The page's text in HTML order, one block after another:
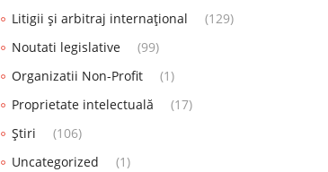
Litigii și arbitraj internațional
(129)
Noutati legislative
(99)
Organizatii Non-Profit
(1)
Proprietate intelectuală
(17)
Știri
(106)
Uncategorized
(1)